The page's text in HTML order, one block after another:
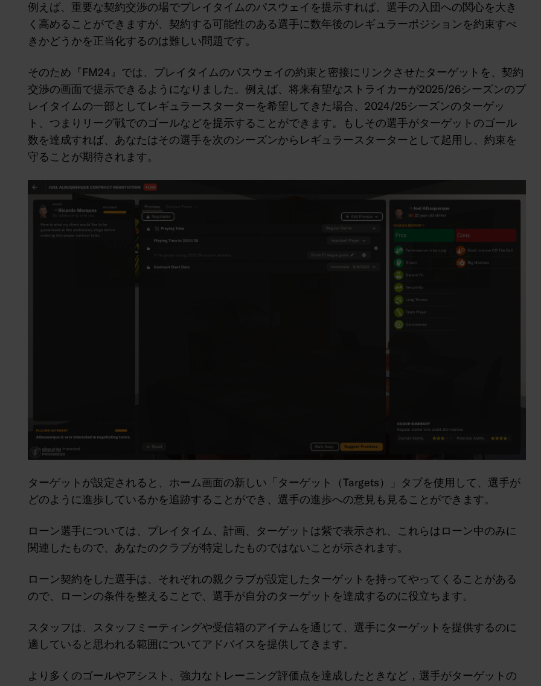
例えば、重要な契約交渉の場でプレイタイムのパスウェイを提示すれば、選手の入団への関心を大き
く高めることができますが、契約する可能性のある選手に数年後のレギュラーポジションを約束すべ
きかどうかを正当化するのは難しい問題です。
そのため『FM24』では、プレイタイムのパスウェイの約束と密接にリンクさせたターゲットを、契約
交渉の画面で提示できるようになりました。例えば、将来有望なストライカーが2025/26シーズンのプ
レイタイムの一部としてレギュラースターターを希望してきた場合、2024/25シーズンのターゲッ
ト、つまりリーグ戦でのゴールなどを提示することができます。もしその選手がターゲットのゴール
数を達成すれば、あなたはその選手を次のシーズンからレギュラースターターとして起用し、約束を
守ることが期待されます。
ターゲットが設定されると、ホーム画面の新しい「ターゲット（Targets）」タブを使用して、選手が
どのように進歩しているかを追跡することができ、選手の進歩への意見も見ることができます。
ローン選手については、プレイタイム、計画、ターゲットは紫で表示され、これらはローン中のみに
関連したもので、あなたのクラブが特定したものではないことが示されます。
ローン契約をした選手は、それぞれの親クラブが設定したターゲットを持ってやってくることがある
ので、ローンの条件を整えることで、選手が自分のターゲットを達成するのに役立ちます。
スタッフは、スタッフミーティングや受信箱のアイテムを通じて、選手にターゲットを提供するのに
適していると思われる範囲についてアドバイスを提供してきます。
より多くのゴールやアシスト、強力なトレーニング評価点を達成したときなど，選手がターゲットの